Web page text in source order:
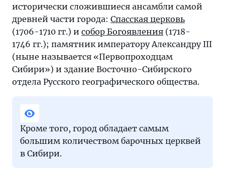
исторически сложившиеся ансамбли самой
древней части города: Спасская церковь
(1706-1710 гг.) и собор Богоявления (1718-
1746 гг.); памятник императору Александру III
(ныне называется «Первопроходцам
Сибири») и здание Восточно-Сибирского
отдела Русского географического общества.
Кроме того, город обладает самым
большим количеством барочных церквей
в Сибири.